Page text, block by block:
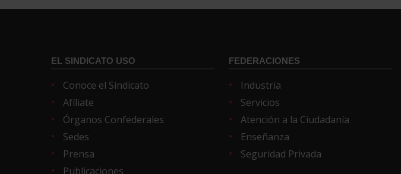
EL SINDICATO USO
Conoce el Sindicato
Afíliate
Órganos Confederales
Sedes
Prensa
Publicaciones
FEDERACIONES
Industria
Servicios
Atención a la Ciudadanía
Enseñanza
Seguridad Privada